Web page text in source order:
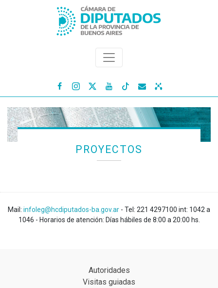
   
PROYECTOS
Mail: infoleg@hcdiputados-ba.gov.ar - Tel: 221 4297100 int: 1042 a
1046 - Horarios de atención: Días hábiles de 8:00 a 20:00 hs.
Autoridades
Visitas guiadas